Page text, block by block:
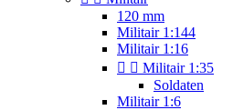
120 mm
Militair 1:144
Militair 1:16
  Militair 1:35
Soldaten
Militair 1:6